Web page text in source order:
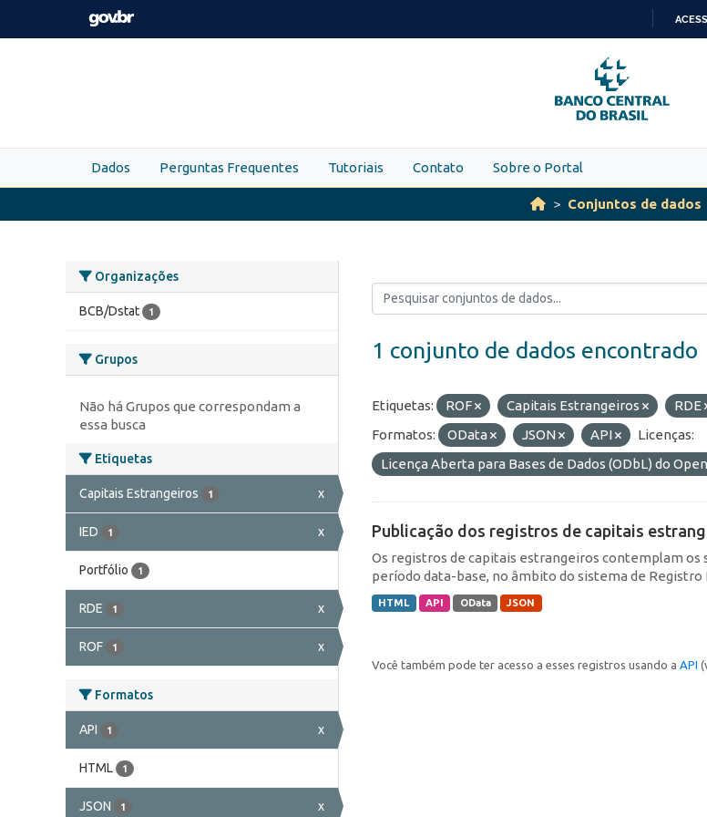
Skip to main content
PARA
O
CONTEÚDO
Dados Perguntas Frequentes Tutoriais Contato Sobre o Portal
Conjuntos de dados
Organizações
BCB/Dstat 1
Grupos
Não há Grupos que correspondam a
essa busca
Etiquetas
Capitais Estrangeiros 1 x
IED 1 x
Portfólio 1
RDE 1 x
ROF 1 x
Formatos
API 1 x
HTML 1
JSON 1 x
1 conjunto de dados encontrado
Etiquetas: ROF Capitais Estrangeiros RDE
Formatos:
OData JSON API
Licenças:
Licença Aberta para Bases de Dados (ODbL) do
Publicação dos registros de capitais
Os registros de capitais estrangeiros contemplam os
período data-base, no âmbito do sistema de Registro
HTML API OData JSON
Você também pode ter acesso a esses registros usando a API